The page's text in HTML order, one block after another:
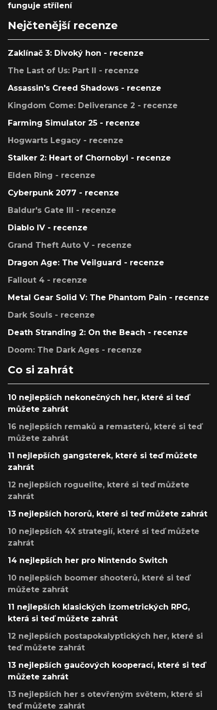
funguje střílení
Nejčtenější recenze
Zaklínač 3: Divoký hon - recenze
The Last of Us: Part II - recenze
Assassin's Creed Shadows - recenze
Kingdom Come: Deliverance 2 - recenze
Farming Simulator 25 - recenze
Hogwarts Legacy - recenze
Stalker 2: Heart of Chornobyl - recenze
Elden Ring - recenze
Cyberpunk 2077 - recenze
Baldur's Gate III - recenze
Diablo IV - recenze
Grand Theft Auto V - recenze
Dragon Age: The Veilguard - recenze
Fallout 4 - recenze
Metal Gear Solid V: The Phantom Pain - recenze
Dark Souls - recenze
Death Stranding 2: On the Beach - recenze
Doom: The Dark Ages - recenze
Co si zahrát
10 nejlepších nekonečných her, které si teď
můžete zahrát
16 nejlepších remaků a remasterů, které si teď
můžete zahrát
11 nejlepších gangsterek, které si teď můžete
zahrát
12 nejlepších roguelite, které si teď můžete
zahrát
13 nejlepších hororů, které si teď můžete zahrát
10 nejlepších 4X strategií, které si teď můžete
zahrát
14 nejlepších her pro Nintendo Switch
10 nejlepších boomer shooterů, které si teď
můžete zahrát
11 nejlepších klasických izometrických RPG,
která si teď můžete zahrát
12 nejlepších postapokalyptických her, které si
teď můžete zahrát
13 nejlepších gaučových kooperací, které si teď
můžete zahrát
13 nejlepších her s otevřeným světem, které si
teď můžete zahrát